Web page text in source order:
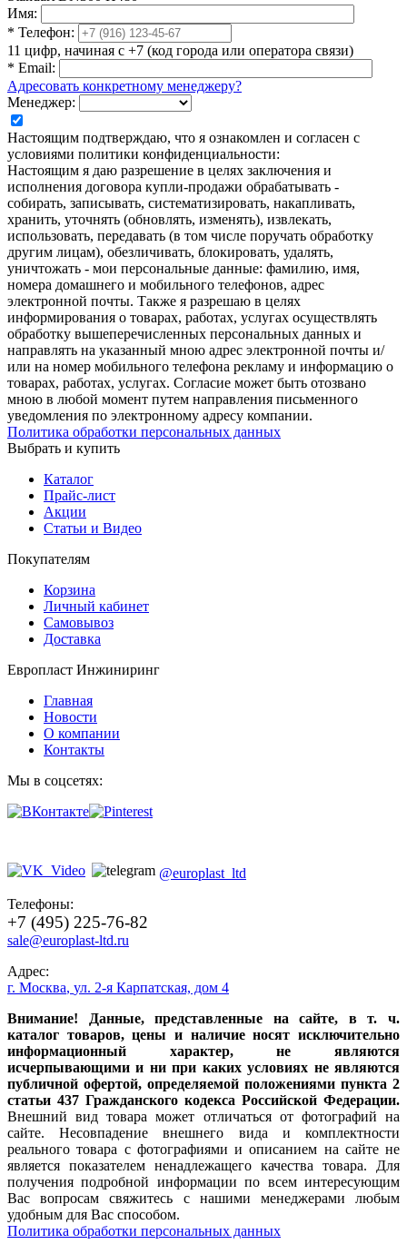
Имя:
* Телефон:
11 цифр, начиная с +7 (код города или оператора связи)
* Email:
Адресовать конкретному менеджеру?
Менеджер:
Настоящим подтверждаю, что я ознакомлен и согласен с
условиями политики конфиденциальности:
Настоящим я даю разрешение в целях заключения и
исполнения договора купли-продажи обрабатывать -
собирать, записывать, систематизировать, накапливать,
хранить, уточнять (обновлять, изменять), извлекать,
использовать, передавать (в том числе поручать обработку
другим лицам), обезличивать, блокировать, удалять,
уничтожать - мои персональные данные: фамилию, имя,
номера домашнего и мобильного телефонов, адрес
электронной почты. Также я разрешаю в целях
информирования о товарах, работах, услугах осуществлять
обработку вышеперечисленных персональных данных и
направлять на указанный мною адрес электронной почты и/
или на номер мобильного телефона рекламу и информацию о
товарах, работах, услугах. Согласие может быть отозвано
мною в любой момент путем направления письменного
уведомления по электронному адресу компании.
Политика обработки персональных данных
Выбрать и купить
Каталог
Прайс-лист
Акции
Статьи и Видео
Покупателям
Корзина
Личный кабинет
Самовывоз
Доставка
Европласт Инжиниринг
Главная
Новости
О компании
Контакты
Мы в соцсетях:
@europlast_ltd
Телефоны:
+7 (495) 225-76-82
sale@europlast-ltd.ru
Адрес:
г. Москва, ул. 2-я Карпатская, дом 4
Внимание! Данные, представленные на сайте, в т. ч.
каталог товаров, цены и наличие носят исключительно
информационный характер, не являются
исчерпывающими и ни при каких условиях не являются
публичной офертой, определяемой положениями пункта 2
статьи 437 Гражданского кодекса Российской Федерации.
Внешний вид товара может отличаться от фотографий на
сайте. Несовпадение внешнего вида и комплектности
реального товара с фотографиями и описанием на сайте не
является показателем ненадлежащего качества товара. Для
получения подробной информации по всем интересующим
Вас вопросам свяжитесь с нашими менеджерами любым
удобным для Вас способом.
Политика обработки персональных данных